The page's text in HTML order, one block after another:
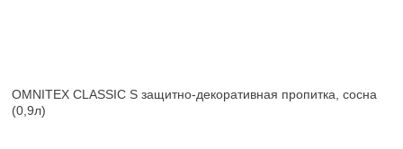
OMNITEX CLASSIC S защитно-декоративная пропитка, сосна
(0,9л)